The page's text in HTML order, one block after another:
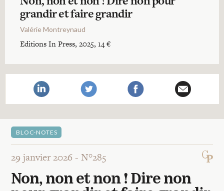
Entretiens
Revues
Colloque
Mon panier
Mon compte
grandir et faire grandir
Valérie Montreynaud
Editions In Press, 2025, 14 €
BLOC-NOTES
29 janvier 2026 -N°285
Non, non et non ! Dire non